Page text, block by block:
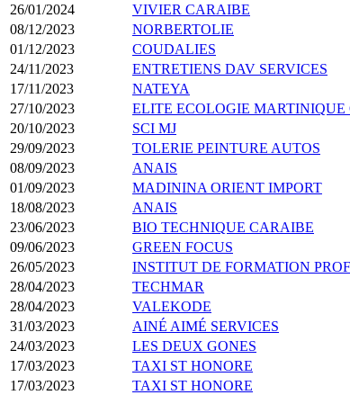
26/01/2024
VIVIER CARAIBE
08/12/2023
NORBERTOLIE
01/12/2023
COUDALIES
24/11/2023
ENTRETIENS DAV SERVICES
17/11/2023
NATEYA
27/10/2023
ELITE ECOLOGIE MARTINIQUE
20/10/2023
SCI MJ
29/09/2023
TOLERIE PEINTURE AUTOS
08/09/2023
ANAIS
01/09/2023
MADININA ORIENT IMPORT
18/08/2023
ANAIS
23/06/2023
BIO TECHNIQUE CARAIBE
09/06/2023
GREEN FOCUS
26/05/2023
INSTITUT DE FORMATION
28/04/2023
TECHMAR
28/04/2023
VALEKODE
31/03/2023
AINÉ AIMÉ SERVICES
24/03/2023
LES DEUX GONES
17/03/2023
TAXI ST HONORE
17/03/2023
TAXI ST HONORE